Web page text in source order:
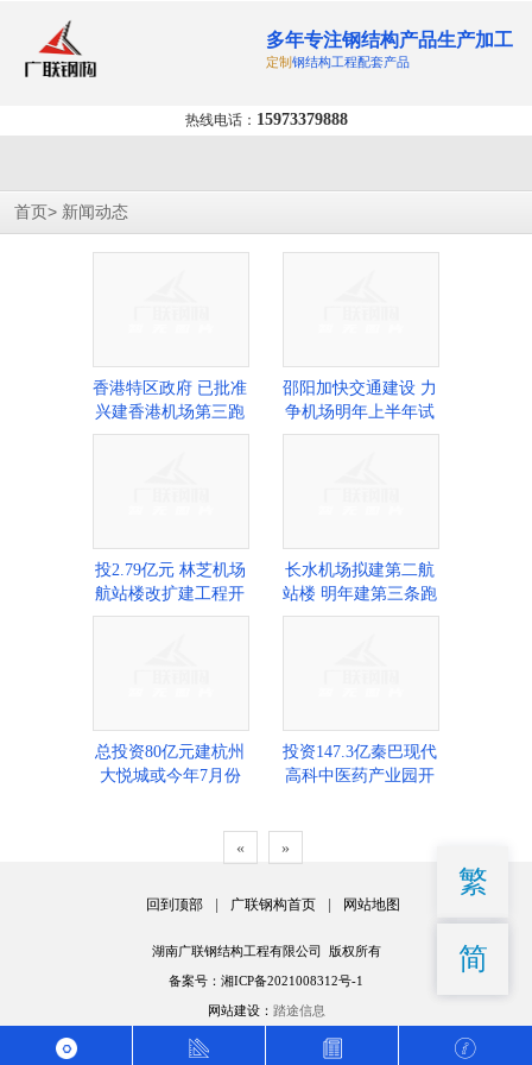
多年专注钢结构产品生产加工
定制钢结构工程配套产品
热线电话： 15973379888
首页> 新闻动态
香港特区政府 已批准
兴建香港机场第三跑
道
邵阳加快交通建设 力
争机场明年上半年试
航
投2.79亿元 林芝机场
航站楼改扩建工程开
工
长水机场拟建第二航
站楼 明年建第三条跑
道
总投资80亿元建杭州
大悦城或今年7月份
投资147.3亿秦巴现代
高科中医药产业园开
« »
回到顶部 | 广联钢构首页 | 网站地图
湖南广联钢结构工程有限公司 版权所有
备案号：湘ICP备2021008312号-1
网站建设： 踏途信息
繁
简